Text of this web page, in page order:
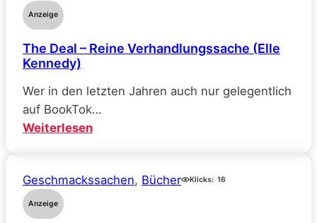
Anzeige
The Deal – Reine Verhandlungssache (Elle
Kennedy)
Wer in den letzten Jahren auch nur gelegentlich
auf BookTok…
Weiterlesen:
–
Geschmackssachen, Bücher Klicks: 16
Anzeige